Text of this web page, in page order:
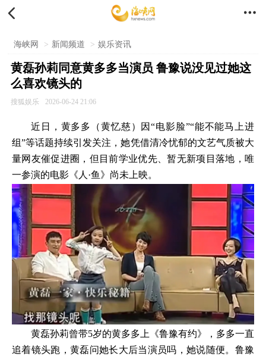
 
海峡网 > 新闻频道 > 娱乐资讯
黄磊孙莉同意黄多多当演员 鲁豫说没见过她这
么喜欢镜头的
搜狐娱乐 2026-06-24 21:06
近日，黄多多（黄忆慈）因“电影脸”“能不能马上进
组”等话题持续引发关注，她凭借清冷忧郁的文艺气质被大
量网友催促进圈，但目前学业优先、暂无新项目落地，唯
一参演的电影《人·鱼》尚未上映。
黄磊孙莉曾带5岁的黄多多上《鲁豫有约》，多多一直
追着镜头跑，黄磊问她长大后当演员吗，她说随便。鲁豫